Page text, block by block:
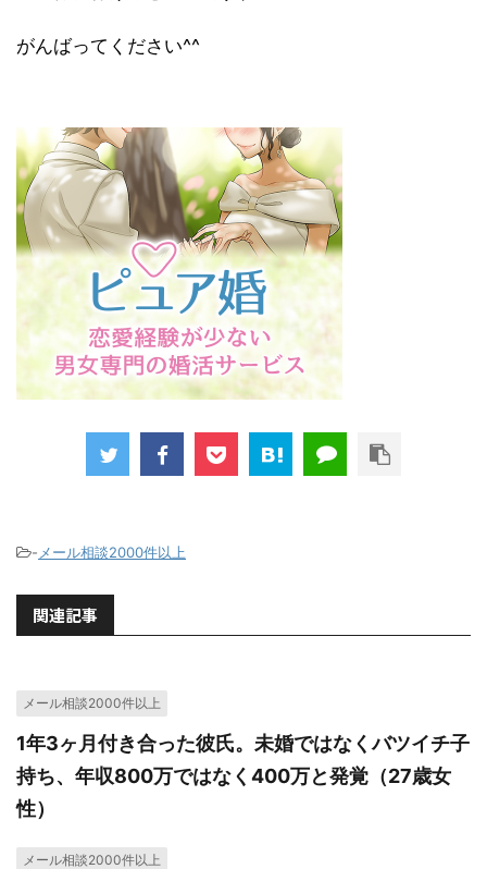
がんばってください^^
- メール相談2000件以上
関連記事
メール相談2000件以上
1年3ヶ月付き合った彼氏。未婚ではなくバツイチ子
持ち、年収800万ではなく400万と発覚（27歳女
性）
メール相談2000件以上